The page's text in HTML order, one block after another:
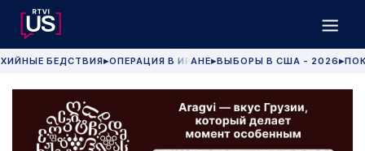
БЕДСТВИЯ▶ОПЕРАЦИЯ В ИРАНЕ▶ВЫБОРЫ В США - 2026 ▶